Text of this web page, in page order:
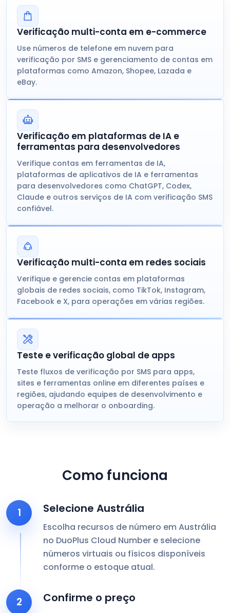
Verificação multi-conta em e-commerce
Use números de telefone em nuvem para
verificação por SMS e gerenciamento de contas em
plataformas como Amazon, Shopee, Lazada e
eBay.
Verificação em plataformas de IA e
ferramentas para desenvolvedores
Verifique contas em ferramentas de IA,
plataformas de aplicativos de IA e ferramentas
para desenvolvedores como ChatGPT, Codex,
Claude e outros serviços de IA com verificação SMS
confiável.
Verificação multi-conta em redes sociais
Verifique e gerencie contas em plataformas
globais de redes sociais, como TikTok, Instagram,
Facebook e X, para operações em várias regiões.
Teste e verificação global de apps
Teste fluxos de verificação por SMS para apps,
sites e ferramentas online em diferentes países e
regiões, ajudando equipes de desenvolvimento e
operação a melhorar o onboarding.
Como funciona
1 Selecione Austrália
Escolha recursos de número em Austrália
no DuoPlus Cloud Number e selecione
números virtuais ou físicos disponíveis
conforme o estoque atual.
2 Confirme o preço